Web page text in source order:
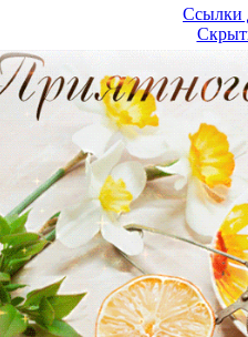
Ссылки